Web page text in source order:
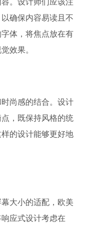
确保内容易读且不
体，将焦点放在有
效果。
尚感的结合。设计
，既保持风格的统
的设计能够更好地
大小的适配，欧美
应式设计考虑在